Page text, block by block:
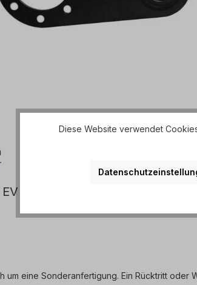
080
um eine Sonderanfertigung. Ein Rücktritt oder
Diese Website verwendet